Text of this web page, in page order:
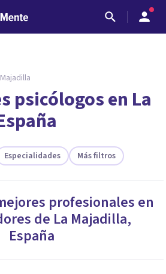
para encontrar el
preguntas y te ofreceremos
psicólogos en La
Especialidades Más filtros
profesionales en
de La Majadilla,
España